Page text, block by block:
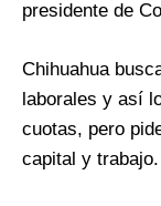
presidente de
Chihuahua
laborales y así
cuotas, pero
capital y trabajo.